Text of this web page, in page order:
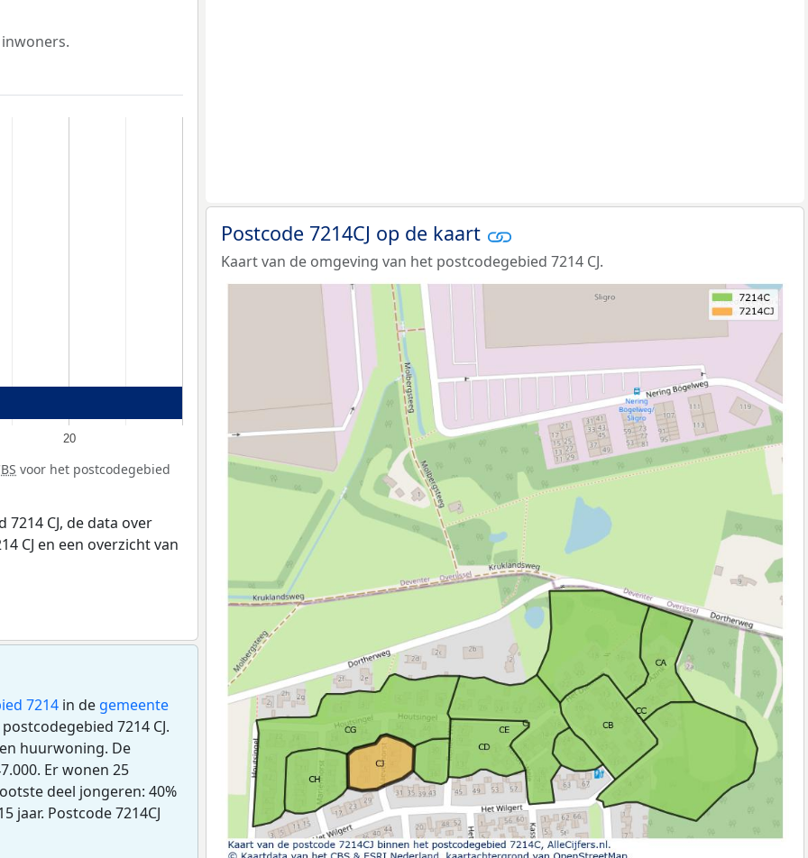
20
voor het postcodegebied
CJ, de data over
CJ en een overzicht van
7214 in de gemeente
7214 CJ.
huurwoning. De
Er wonen 25
deel jongeren: 40%
Postcode 7214CJ
Postcode 7214CJ op de kaart
Kaart van de omgeving van het postcodegebied 7214 CJ.